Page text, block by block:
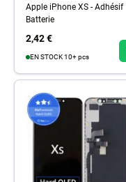
Apple iPhone XS - Adhésif
Batterie
2,42 €
EN STOCK 10+ pcs